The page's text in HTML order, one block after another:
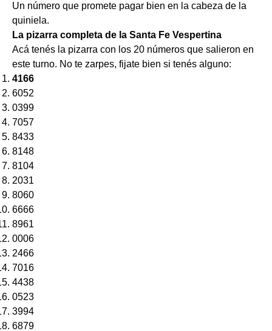
Un número que promete pagar bien en la cabeza de la
quiniela.
La pizarra completa de la Santa Fe Vespertina
Acá tenés la pizarra con los 20 números que salieron en
este turno. No te zarpes, fijate bien si tenés alguno:
4166
6052
0399
7057
8433
8148
8104
2031
8060
6666
8961
0006
2466
7016
4438
0523
3994
6879